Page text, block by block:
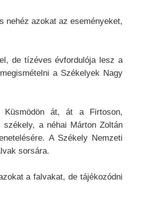
nehéz azokat az eseményeket,
de tízéves évfordulója lesz a
a Székelyek Nagy
Küsmödön át, át a Firtoson,
a néhai Márton Zoltán
A Székely Nemzeti
sorsára.
a falvakat, de tájékozódni